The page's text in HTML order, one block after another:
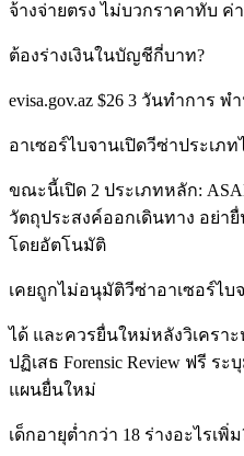
จ้างจ่ายตรง ไม่บวกราคาทับ ค่
ต้องร่างเงินในบัญชีกี่บาท?
evisa.gov.az $26 3 วันทำการ พ
อาเซอร์ไบจานเปิดวีซ่าประเภ
ขณะนี้เปิด 2 ประเภทหลัก:
วัตถุประสงค์ออกเดินทาง อย่า
โดยอัตโนมัติ
เคยถูกไม่อนุมัติวีซ่าอาเซอร์ไ
ได้ และควรยื่นใหม่หลังวิเครา
ปฏิเสธ Forensic Review ฟรี ร
แผนยื่นใหม่
เด็กอายุต่ำกว่า 18 ร่างอะไรเพิ่ม